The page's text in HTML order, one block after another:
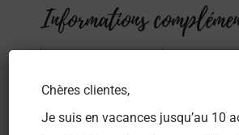
Informations
Chères clientes,
Je suis en vacances jusqu’au 10